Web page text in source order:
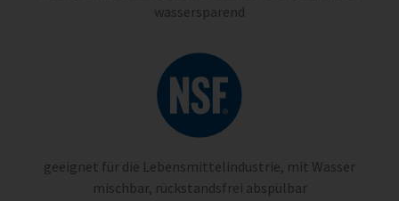
wassersparend
geeignet für die Lebensmittelindustrie, mit Wasser
mischbar, rückstandsfrei abspülbar